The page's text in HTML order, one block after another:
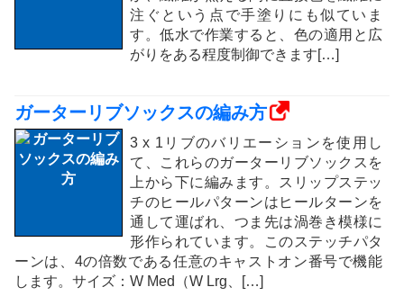
注ぐという点で手塗りにも似ていま
す。低水で作業すると、色の適用と広
がりをある程度制御できます[…]
ガーターリブソックスの編み方
3 x 1リブのバリエーションを使用し
て、これらのガーターリブソックスを
上から下に編みます。スリップステッ
チのヒールパターンはヒールターンを
通して運ばれ、つま先は渦巻き模様に
形作られています。このステッチパタ
ーンは、4の倍数である任意のキャストオン番号で機能
します。サイズ：W Med（W Lrg、[…]